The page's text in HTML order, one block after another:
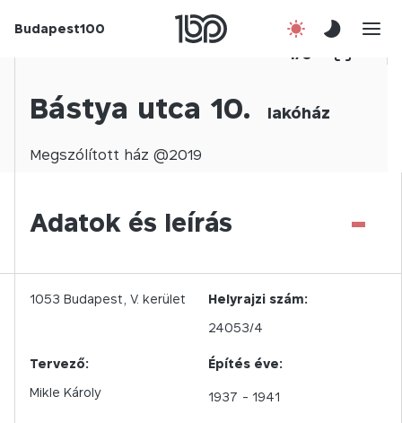
Budapest100
1/ 0
Bástya utca 10. lakóház
Megszólított ház @2019
Adatok és leírás -
1053 Budapest, V. kerület
Helyrajzi szám:
24053/4
Tervező:
Mikle Károly
Építés éve:
1937 - 1941